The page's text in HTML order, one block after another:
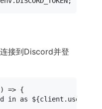
接到Discord并登
=> {
in as